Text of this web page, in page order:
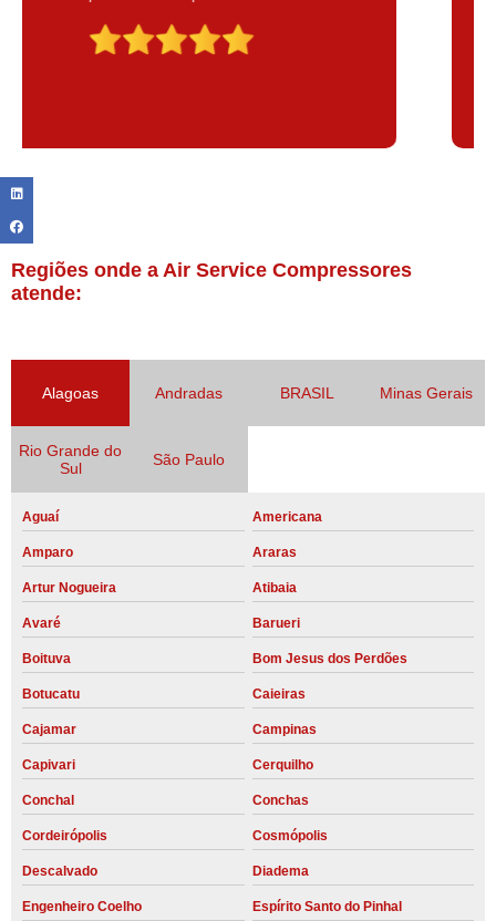
Claudinei excelente profissional!
Regiões onde a Air Service Compressores
atende:
Alagoas Andradas BRASIL Minas Gerais
Rio Grande do
Sul
São Paulo
Aguaí Americana
Amparo Araras
Artur Nogueira Atibaia
Avaré Barueri
Boituva Bom Jesus dos Perdões
Botucatu Caieiras
Cajamar Campinas
Capivari Cerquilho
Conchal Conchas
Cordeirópolis Cosmópolis
Descalvado Diadema
Engenheiro Coelho Espírito Santo do Pinhal